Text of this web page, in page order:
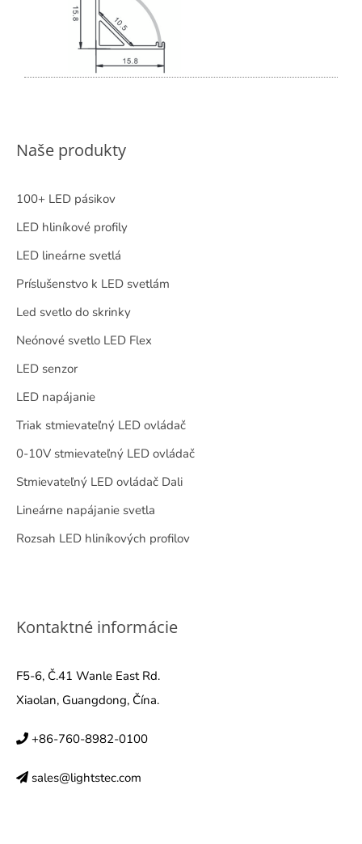
Naše produkty
100+ LED pásikov
LED hliníkové profily
LED lineárne svetlá
Príslušenstvo k LED svetlám
Led svetlo do skrinky
Neónové svetlo LED Flex
LED senzor
LED napájanie
Triak stmievateľný LED ovládač
0-10V stmievateľný LED ovládač
Stmievateľný LED ovládač Dali
Lineárne napájanie svetla
Rozsah LED hliníkových profilov
Kontaktné informácie
F5-6, Č.41 Wanle East Rd.
Xiaolan, Guangdong, Čína.
+86-760-8982-0100
sales@lightstec.com